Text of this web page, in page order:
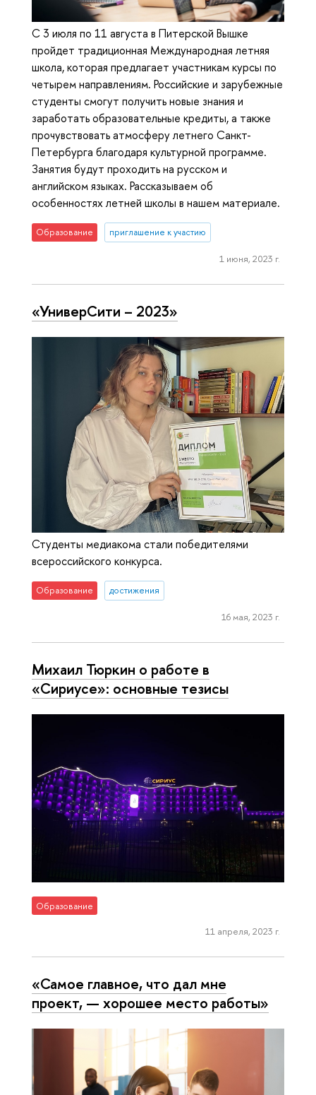
С 3 июля по 11 августа в Питерской Вышке
пройдет традиционная Международная летняя
школа, которая предлагает участникам курсы по
четырем направлениям. Российские и зарубежные
студенты смогут получить новые знания и
заработать образовательные кредиты, а также
прочувствовать атмосферу летнего Санкт-
Петербурга благодаря культурной программе.
Занятия будут проходить на русском и
английском языках. Рассказываем об
особенностях летней школы в нашем материале.
Образование приглашение к участию
1 июня, 2023 г.
«УниверСити – 2023»
Студенты медиакома стали победителями
всероссийского конкурса.
Образование достижения
16 мая, 2023 г.
Михаил Тюркин о работе в
«Сириусе»: основные тезисы
Образование
11 апреля, 2023 г.
«Самое главное, что дал мне
проект, — хорошее место работы»